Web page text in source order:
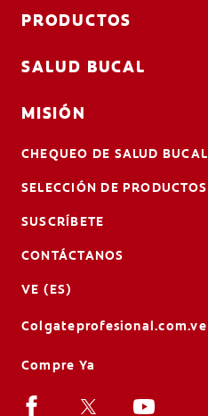
PRODUCTOS
SALUD BUCAL
MISIÓN
CHEQUEO DE SALUD BUCAL
SELECCIÓN DE PRODUCTOS
SUSCRÍBETE
CONTÁCTANOS
VE (ES)
Colgateprofesional.com.ve
Compre Ya